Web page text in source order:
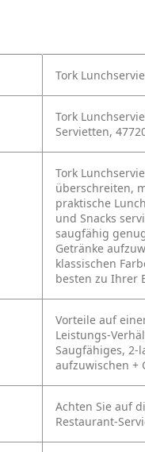
Tork
Tork
Servietten,
Tork
überschreiten,
praktische
und Snacks
saugfähig
Getränke
klassischen
besten zu Ihrer
Vorteile auf
Leistungs-
Saugfähiges, 2-
aufzuwischen +
Achten Sie auf
Restaurant-